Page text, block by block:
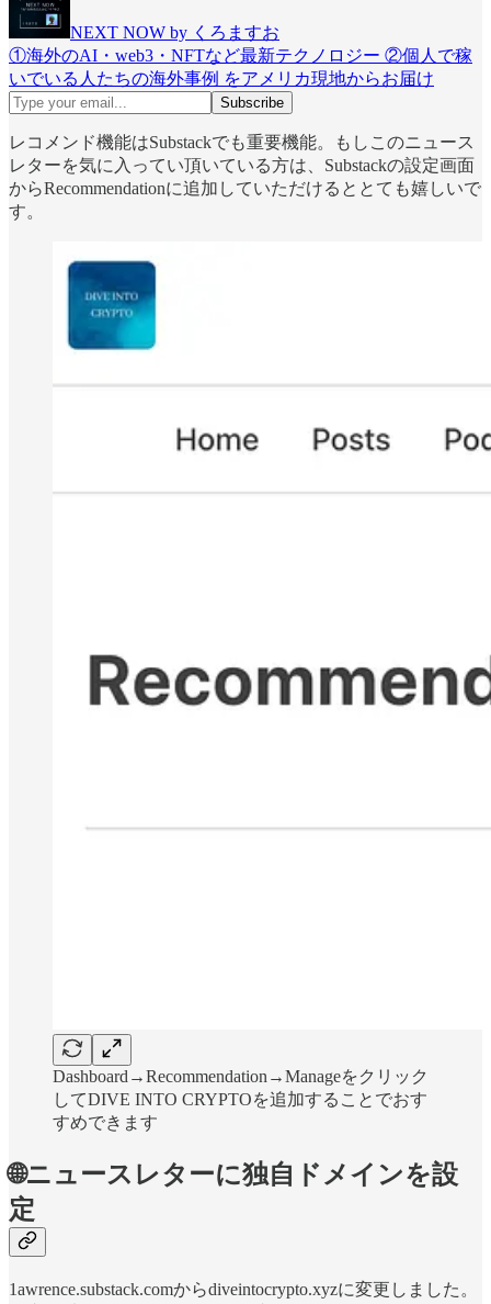
NEXT NOW by くろますお
①海外のAI・web3・NFTなど最新テクノロジー ②個人で稼
いでいる人たちの海外事例 をアメリカ現地からお届け
レコメンド機能はSubstackでも重要機能。もしこのニュース
レターを気に入ってい頂いている方は、Substackの設定画面
からRecommendationに追加していただけるととても嬉しいで
す。
Dashboard→Recommendation→Manageをクリック
してDIVE INTO CRYPTOを追加することでおす
すめできます
🌐ニュースレターに独自ドメインを設
定
1awrence.substack.comからdiveintocrypto.xyzに変更しました。